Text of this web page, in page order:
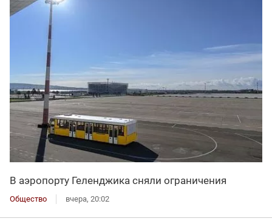
В аэропорту Геленджика сняли ограничения
Общество вчера, 20:02